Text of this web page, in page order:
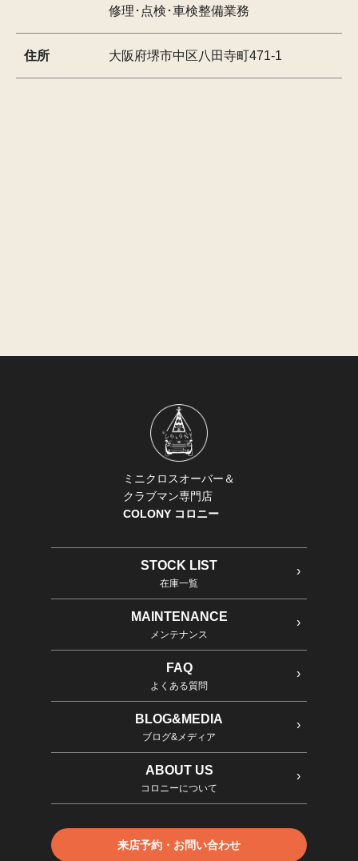
修理･点検･車検整備業務
住所 大阪府堺市中区八田寺町471-1
ミニクロスオーバー＆
クラブマン専門店
COLONY コロニー
STOCK LIST
在庫一覧
MAINTENANCE
メンテナンス
FAQ
よくある質問
BLOG&MEDIA
ブログ&メディア
ABOUT US
コロニーについて
来店予約・お問い合わせ